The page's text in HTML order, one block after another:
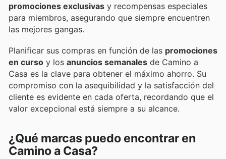
promociones exclusivas y recompensas especiales
para miembros, asegurando que siempre encuentren
las mejores gangas.
Planificar sus compras en función de las promociones
en curso y los anuncios semanales de Camino a
Casa es la clave para obtener el máximo ahorro. Su
compromiso con la asequibilidad y la satisfacción del
cliente es evidente en cada oferta, recordando que el
valor excepcional está siempre a su alcance.
¿Qué marcas puedo encontrar en
Camino a Casa?